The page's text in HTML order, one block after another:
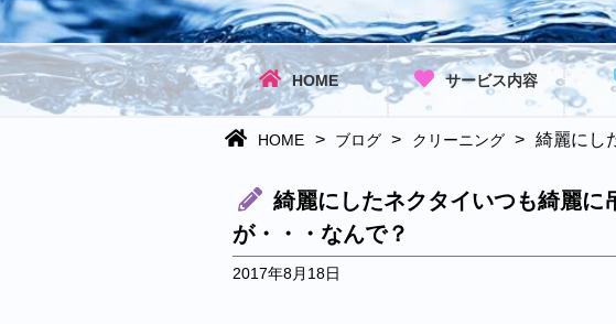
HOME サービス内容
HOME > ブログ > クリーニング > 綺麗にし
綺麗にしたネクタイいつも綺麗に
が・・・なんで？
2017年8月18日